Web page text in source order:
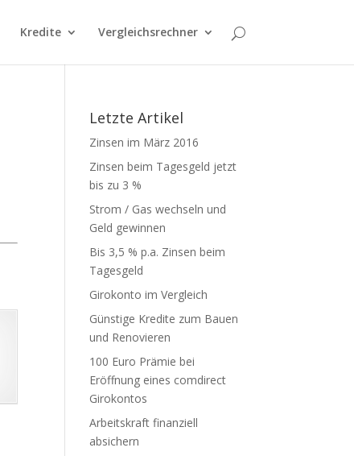
Kredite Vergleichsrechner
Letzte Artikel
Zinsen im März 2016
Zinsen beim Tagesgeld jetzt
bis zu 3 %
Strom / Gas wechseln und
Geld gewinnen
Bis 3,5 % p.a. Zinsen beim
Tagesgeld
Girokonto im Vergleich
Günstige Kredite zum Bauen
und Renovieren
100 Euro Prämie bei
Eröffnung eines comdirect
Girokontos
Arbeitskraft finanziell
absichern